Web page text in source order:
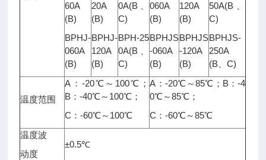
60A
(B)
BPHJ-
060A
(B)
20A
(B)
BPHJ-
120A
(B)
0A(B、
C)
BPH-25
0A(B、
C)
060A
(B)
BPHJS
-060A
(B)
120A
(B)
BPHJS
-120A
(B)
50A(B、
C)
BPHJS-
250A
(B、C)
温度范围
A：-20℃～100℃；
B：-40℃～100℃；
C：-60℃～100℃
A：-20℃～85℃；B：-4
0℃～85℃；
C：-60℃～85℃
温度波
动度
±0.5℃